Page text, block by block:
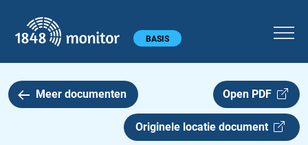
Hoofdmenu BASIS
Meer documenten Open PDF
Originele locatie document